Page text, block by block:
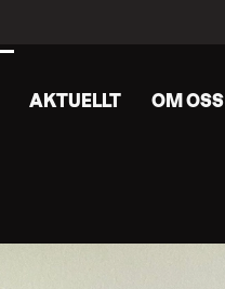
AKTUELLT OM OSS